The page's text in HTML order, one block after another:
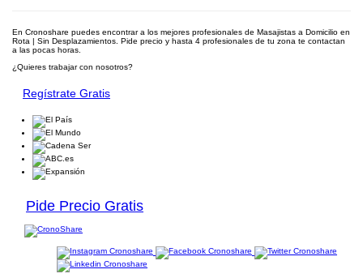
En Cronoshare puedes encontrar a los mejores profesionales de Masajistas a Domicilio en
Rota | Sin Desplazamientos. Pide precio y hasta 4 profesionales de tu zona te contactan
a las pocas horas.
¿Quieres trabajar con nosotros?
Regístrate Gratis
Pide Precio Gratis